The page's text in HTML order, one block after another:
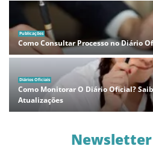
Publicações
Como Consultar Processo no Diário
Diários Oficiais
Como Monitorar O Diário Oficial?
Atualizações
Newsletter